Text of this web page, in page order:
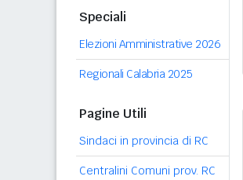
Speciali
Elezioni Amministrative 2026
Regionali Calabria 2025
Pagine Utili
Sindaci in provincia di RC
Centralini Comuni prov. RC